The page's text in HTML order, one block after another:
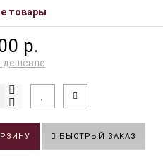
товары
р.
дешевле
БЫСТРЫЙ ЗАКАЗ